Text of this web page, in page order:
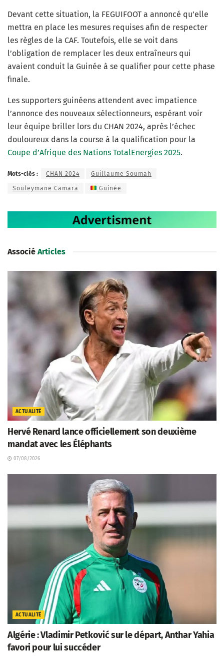
Devant cette situation, la FEGUIFOOT a annoncé qu’elle
mettra en place les mesures requises afin de respecter
les règles de la CAF. Toutefois, elle se voit dans
l’obligation de remplacer les deux entraîneurs qui
avaient conduit la Guinée à se qualifier pour cette phase
finale.
Les supporters guinéens attendent avec impatience
l’annonce des nouveaux sélectionneurs, espérant voir
leur équipe briller lors du CHAN 2024, après l’échec
douloureux dans la course à la qualification pour la
Coupe d’Afrique des Nations TotalEnergies 2025.
Mots-clés : CHAN 2024 Guillaume Soumah
Souleymane Camara Guinée
Associé Articles
ACTUALITÉ
Hervé Renard lance officiellement son deuxième
mandat avec les Éléphants
07/08/2026
ACTUALITÉ
Algérie : Vladimir Petković sur le départ, Anthar Yahia
favori pour lui succéder